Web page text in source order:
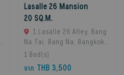
Lasalle 26 Mansion
20 SQ.M.
1 Lasalle 26 Alley, Bang
Na Tai, Bang Na, Bangkok
10260, Bangna, 10260
Bangkok, Thailand
1 Bed(s)
จาก THB 3,500